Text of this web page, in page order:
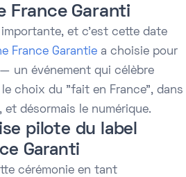
France Garanti
importante, et c'est cette date
France Garantie a choisie pour
un événement qui célèbre
choix du "fait en France", dans
et désormais le numérique.
pilote du label
Garanti
cérémonie en tant